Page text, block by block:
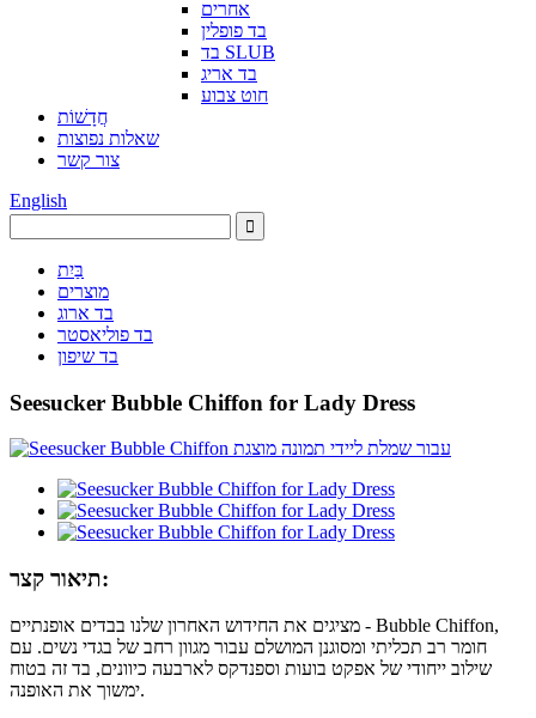
אחרים
בד פופלין
בד SLUB
בד אריג
חוט צבוע
חֲדָשׁוֹת
שאלות נפוצות
צור קשר
English
בַּיִת
מוצרים
בד ארוג
בד פוליאסטר
בד שיפון
Seesucker Bubble Chiffon for Lady Dress
תיאור קצר:
מציגים את החידוש האחרון שלנו בבדים אופנתיים - Bubble Chiffon,
חומר רב תכליתי ומסוגנן המושלם עבור מגוון רחב של בגדי נשים. עם
שילוב ייחודי של אפקט בועות וספנדקס לארבעה כיוונים, בד זה בטוח
ימשוך את האופנה.